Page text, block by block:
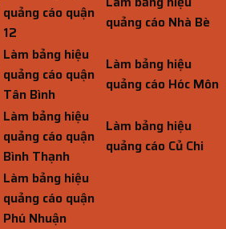
quảng cáo quận
12
quảng cáo Nhà Bè
Làm bảng hiệu
quảng cáo quận
Tân Bình
Làm bảng hiệu
quảng cáo Hóc Môn
Làm bảng hiệu
quảng cáo quận
Bình Thạnh
Làm bảng hiệu
quảng cáo Củ Chi
Làm bảng hiệu
quảng cáo quận
Phú Nhuận